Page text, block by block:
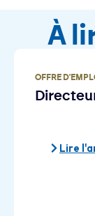
À
OFFRE
Lire